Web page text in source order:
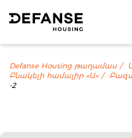
Defanse Housing թաղամաս
Բնակելի համալիր «Ա»
-2